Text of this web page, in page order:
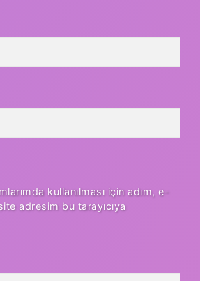
kullanılması için adım, e-
adresim bu tarayıcıya